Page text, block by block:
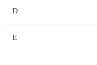
D
E